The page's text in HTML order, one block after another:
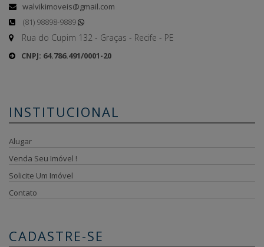
walvikimoveis@gmail.com
(81) 98898-9889
Rua do Cupim 132 - Graças - Recife - PE
CNPJ: 64.786.491/0001-20
INSTITUCIONAL
Alugar
Venda Seu Imóvel !
Solicite Um Imóvel
Contato
CADASTRE-SE